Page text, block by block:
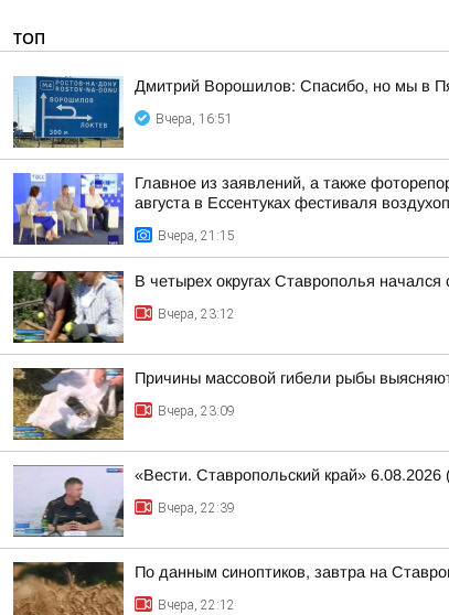
ТОП
Дмитрий Ворошилов: Спасибо, но мы в
Вчера, 16:51
Главное из заявлений, а также
августа в Ессентуках фестиваля
Вчера, 21:15
В четырех округах Ставрополья начался
Вчера, 23:12
Причины массовой гибели рыбы
Вчера, 23:09
«Вести. Ставропольский край» 6.08.2026
Вчера, 22:39
По данным синоптиков, завтра на
Вчера, 22:12